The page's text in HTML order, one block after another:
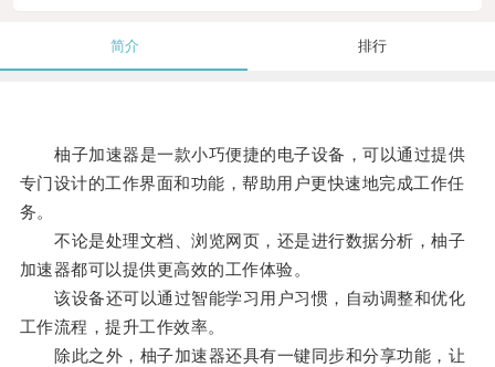
简介 排行
柚子加速器是一款小巧便捷的电子设备，可以通过提供
专门设计的工作界面和功能，帮助用户更快速地完成工作任
务。
不论是处理文档、浏览网页，还是进行数据分析，柚子
加速器都可以提供更高效的工作体验。
该设备还可以通过智能学习用户习惯，自动调整和优化
工作流程，提升工作效率。
除此之外，柚子加速器还具有一键同步和分享功能，让